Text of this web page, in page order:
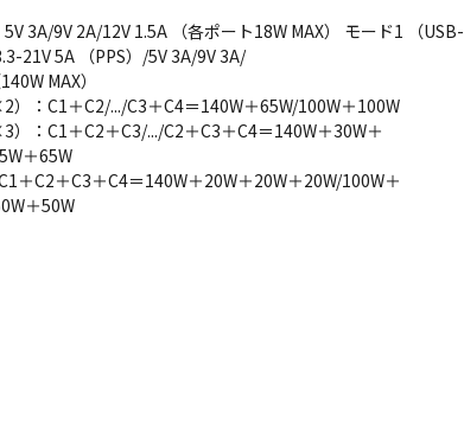
3A/9V 2A/12V 1.5A （各ポート18W MAX） モード1 （USB-
21V 5A （PPS）/5V 3A/9V 3A/
MAX）
：C1＋C2/.../C3＋C4＝140W＋65W/100W＋100W
：C1＋C2＋C3/.../C2＋C3＋C4＝140W＋30W＋
＋65W
＋C2＋C3＋C4＝140W＋20W＋20W＋20W/100W＋
＋50W